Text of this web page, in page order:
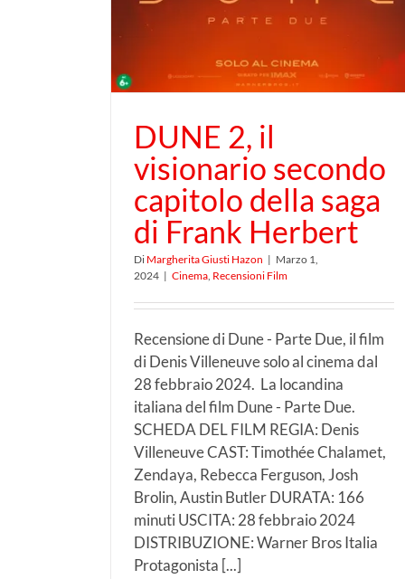
DUNE 2, il
visionario secondo
capitolo della saga
di Frank Herbert
Di Margherita Giusti Hazon | Marzo 1,
2024 | Cinema Recensioni Film
Recensione di Dune - Parte Due, il film
di Denis Villeneuve solo al cinema dal
28 febbraio 2024. La locandina
italiana del film Dune - Parte Due.
SCHEDA DEL FILM REGIA: Denis
Villeneuve CAST: Timothée Chalamet,
Zendaya, Rebecca Ferguson, Josh
Brolin, Austin Butler DURATA: 166
minuti USCITA: 28 febbraio 2024
DISTRIBUZIONE: Warner Bros Italia
Protagonista [...]
Toro ci portano sino al